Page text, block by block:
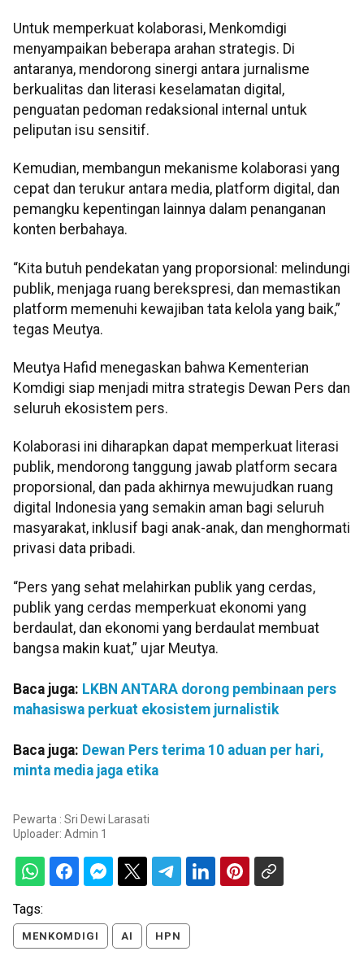
Untuk memperkuat kolaborasi, Menkomdigi
menyampaikan beberapa arahan strategis. Di
antaranya, mendorong sinergi antara jurnalisme
berkualitas dan literasi keselamatan digital,
penguatan pedoman redaksional internal untuk
peliputan isu sensitif.
Kemudian, membangun mekanisme kolaborasi yang
cepat dan terukur antara media, platform digital, dan
pemangku kepentingan lainnya dalam penanganan
konten berbahaya.
“Kita butuh pendekatan yang proporsional: melindungi
publik, menjaga ruang berekspresi, dan memastikan
platform memenuhi kewajiban tata kelola yang baik,”
tegas Meutya.
Meutya Hafid menegaskan bahwa Kementerian
Komdigi siap menjadi mitra strategis Dewan Pers dan
seluruh ekosistem pers.
Kolaborasi ini diharapkan dapat memperkuat literasi
publik, mendorong tanggung jawab platform secara
proporsional, dan pada akhirnya mewujudkan ruang
digital Indonesia yang semakin aman bagi seluruh
masyarakat, inklusif bagi anak-anak, dan menghormati
privasi data pribadi.
“Pers yang sehat melahirkan publik yang cerdas,
publik yang cerdas memperkuat ekonomi yang
berdaulat, dan ekonomi yang berdaulat membuat
bangsa makin kuat,” ujar Meutya.
Baca juga: LKBN ANTARA dorong pembinaan pers
mahasiswa perkuat ekosistem jurnalistik
Baca juga: Dewan Pers terima 10 aduan per hari,
minta media jaga etika
Pewarta : Sri Dewi Larasati
Uploader: Admin 1
Tags:
MENKOMDIGI AI HPN